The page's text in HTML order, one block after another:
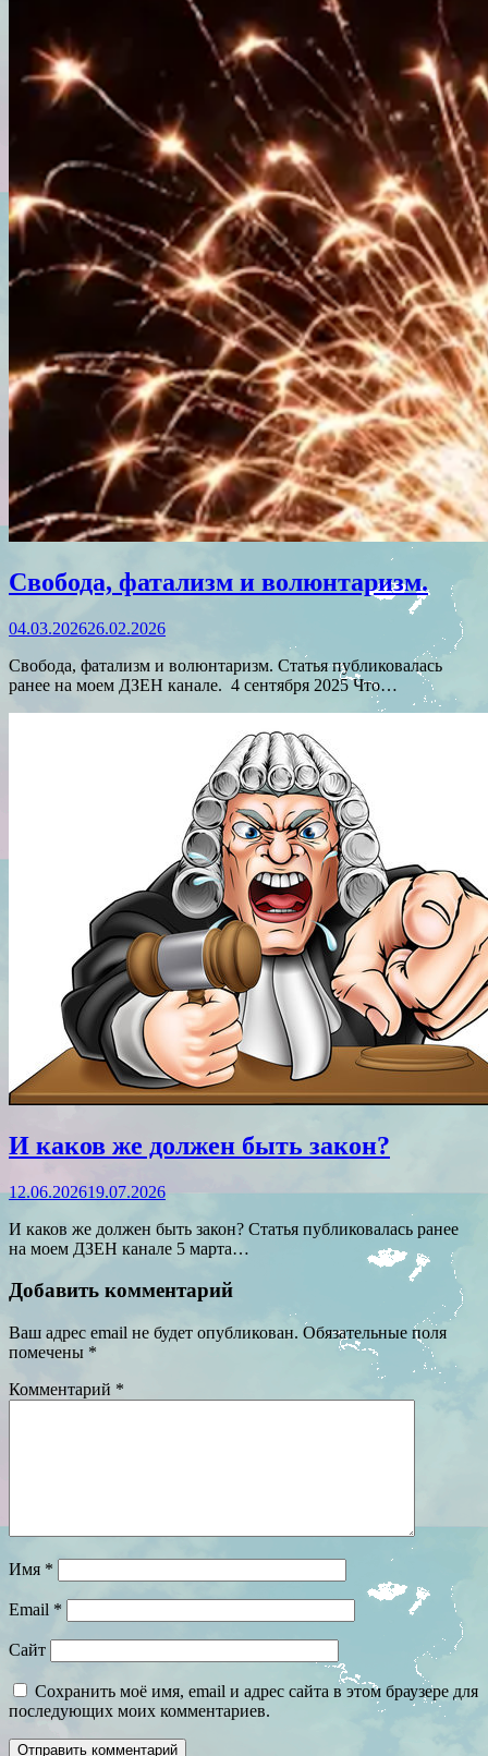
Свобода, фатализм и волюнтаризм.
04.03.202626.02.2026
Свобода, фатализм и волюнтаризм. Статья публиковалась
ранее на моем ДЗЕН канале. 4 сентября 2025 Что…
И каков же должен быть закон?
12.06.202619.07.2026
И каков же должен быть закон? Статья публиковалась ранее
на моем ДЗЕН канале 5 марта…
Добавить комментарий
Ваш адрес email не будет опубликован. Обязательные поля
помечены *
Комментарий *
Имя *
Email *
Сайт
Сохранить моё имя, email и адрес сайта в этом браузере для
последующих моих комментариев.